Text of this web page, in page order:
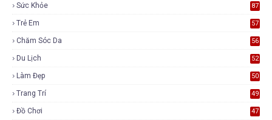
Sức Khỏe 87
Trẻ Em 57
Chăm Sóc Da 56
Du Lịch 52
Làm Đẹp 50
Trang Trí 49
Đồ Chơi 47